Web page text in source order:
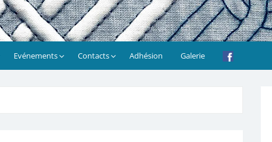
Evénements Contacts Adhésion Galerie